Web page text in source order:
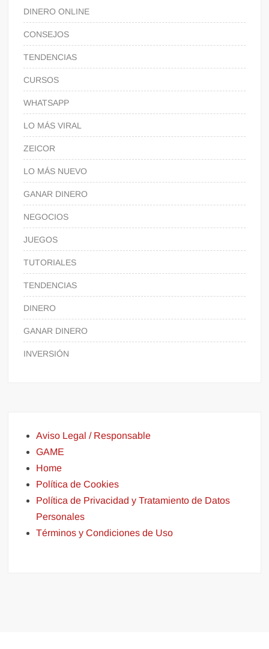
DINERO ONLINE
CONSEJOS
TENDENCIAS
CURSOS
WHATSAPP
LO MÁS VIRAL
ZEICOR
LO MÁS NUEVO
GANAR DINERO
NEGOCIOS
JUEGOS
TUTORIALES
TENDENCIAS
DINERO
GANAR DINERO
INVERSIÓN
Aviso Legal / Responsable
GAME
Home
Política de Cookies
Política de Privacidad y Tratamiento de Datos
Personales
Términos y Condiciones de Uso